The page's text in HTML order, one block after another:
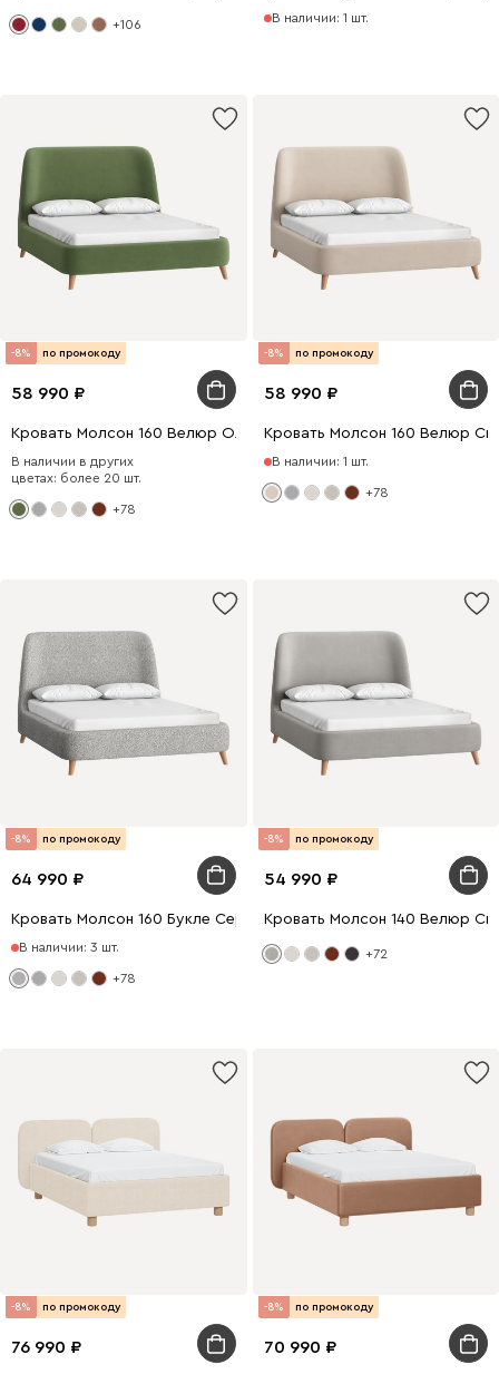
+106 В наличии: 1 шт.
-8% по промокоду
58 990
Кровать Молсон 160 Велюр Оливковый
В наличии в других
цветах: более 20 шт.
+78
-8% по промокоду
58 990
Кровать Молсон 160 Велюр
В наличии: 1 шт.
+78
-8% по промокоду
64 990
Кровать Молсон 160 Букле Серый
В наличии: 3 шт.
+78
-8% по промокоду
54 990
Кровать Молсон 140 Велюр
+72
-8% по промокоду
76 990
-8% по промокоду
70 990